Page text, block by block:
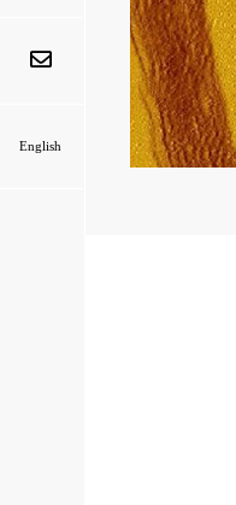
English